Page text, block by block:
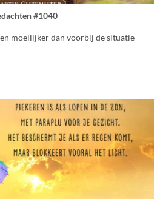
#1040
moeilijker dan voorbij de situatie